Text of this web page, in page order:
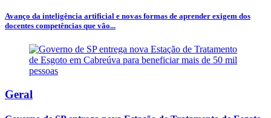
Avanço da inteligência artificial e novas formas de aprender exigem dos
docentes competências que vão...
Geral